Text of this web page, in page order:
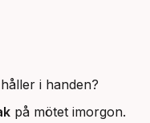
i handen?
på mötet imorgon.